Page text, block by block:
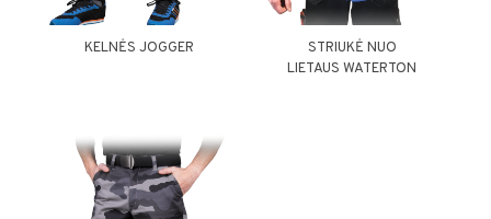
KELNĖS JOGGER
STRIUKĖ NUO
LIETAUS WATERTON